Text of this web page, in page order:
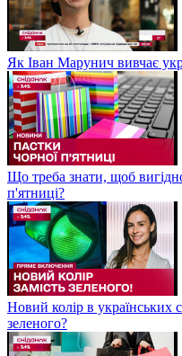
Як Іван Марунич вивчає
Що треба знати, щоб
п'ятниці?
Новий колір в українських
зеленого?